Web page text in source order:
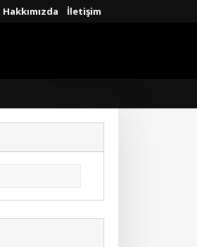
Hakkımızda İletişim